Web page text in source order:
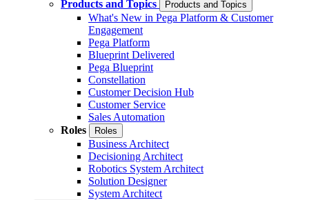
Products and Topics Products and Topics
What's New in Pega Platform & Customer
Engagement
Pega Platform
Blueprint Delivered
Pega Blueprint
Constellation
Customer Decision Hub
Customer Service
Sales Automation
Roles
Roles
Business Architect
Decisioning Architect
Robotics System Architect
Solution Designer
System Architect